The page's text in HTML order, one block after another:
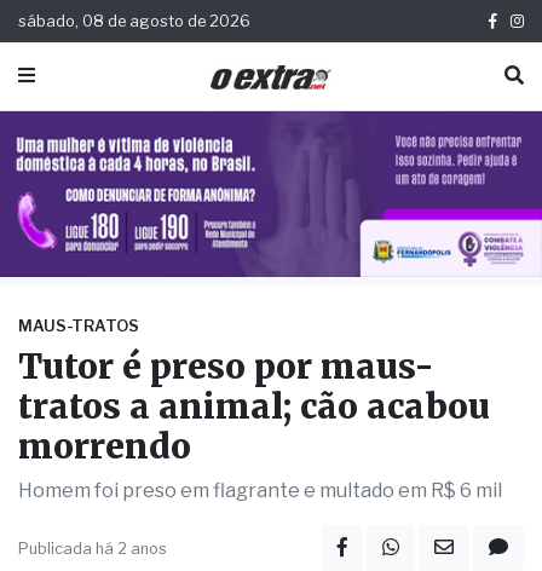
sábado, 08 de agosto de 2026
MAUS-TRATOS
Tutor é preso por maus-
tratos a animal; cão acabou
morrendo
Homem foi preso em flagrante e multado em R$ 6 mil
Publicada há 2 anos